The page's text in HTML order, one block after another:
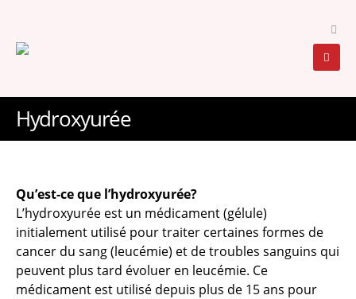
Hydroxyurée
Qu’est-ce que l’hydroxyurée?
L’hydroxyurée est un médicament (gélule)
initialement utilisé pour traiter certaines formes de
cancer du sang (leucémie) et de troubles sanguins qui
peuvent plus tard évoluer en leucémie. Ce
médicament est utilisé depuis plus de 15 ans pour